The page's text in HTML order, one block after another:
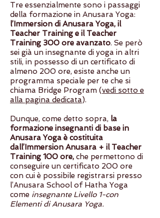
Tre essenzialmente sono i passaggi
della formazione in Anusara Yoga:
l’Immersion di Anusara Yoga, il
Teacher Training e il Teacher
Training 300 ore avanzato. Se però
sei già un insegnante di yoga in altri
stili, in possesso di un certificato di
almeno 200 ore, esiste anche un
programma speciale per te che si
chiama Bridge Program (vedi sotto e
alla pagina dedicata).
Dunque, come detto sopra, la
formazione insegnanti di base in
Anusara Yoga è costituita
dall’Immersion Anusara + il Teacher
Training 100 ore, che permettono di
conseguire un certificato 200 ore
con cui è possibile registrarsi presso
l’Anusara School of Hatha Yoga
come insegnante Livello 1-con
Elementi di Anusara Yoga.